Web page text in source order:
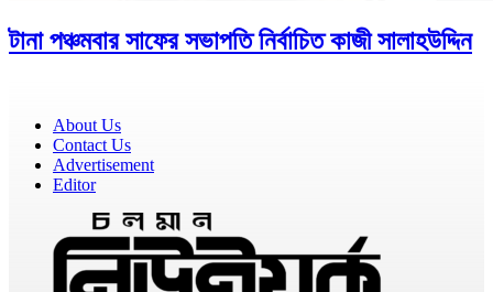
টানা পঞ্চমবার সাফের সভাপতি নির্বাচিত কাজী সালাহউদ্দিন
About Us
Contact Us
Advertisement
Editor